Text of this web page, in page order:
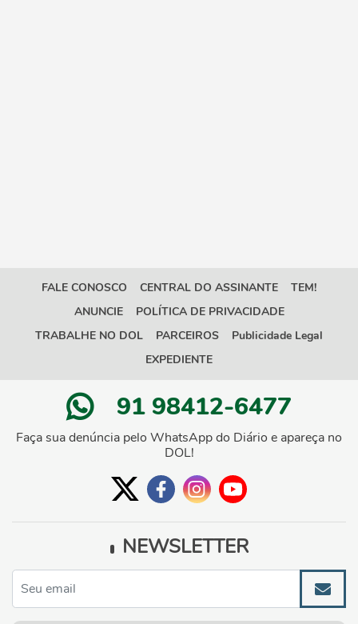
FALE CONOSCO CENTRAL DO ASSINANTE
TEM!
ANUNCIE
POLÍTICA DE PRIVACIDADE
TRABALHE NO DOL
PARCEIROS
Publicidade Legal
EXPEDIENTE
91 98412-6477
Faça sua denúncia pelo WhatsApp do Diário e apareça no
DOL!
NEWSLETTER